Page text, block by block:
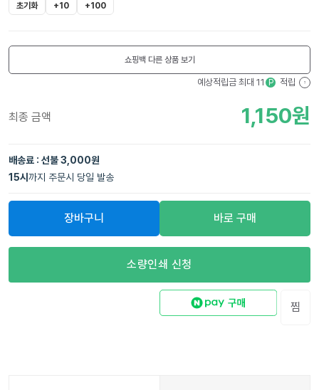
초기화 +10 +100
쇼핑백 다른 상품 보기
예상적립금 최대 11 P 적립 ?
최종 금액 1,150원
배송료 : 선불 3,000원
15시 까지 주문시 당일 발송
장바구니 바로 구매
소량인쇄 신청
찜